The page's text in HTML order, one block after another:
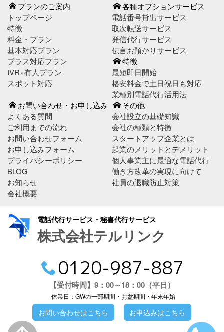
プランのご案内
トップページ
特徴
料金・プラン
基本対応プラン
プラス対応プラン
IVR×有人プラン
スポット対応
各種オプションサービス
電話番号貸出サービス
取次転送サービス
発信代行サービス
伝言お預かりサービス
特徴
最短即日開始
格安料金で土日祝日も対応
業種別電話代行活用法
お問い合わせ・お申し込み
よくある質問
ご利用までの流れ
お問い合わせフォーム
お申し込みフォーム
プライバシーポリシー
BLOG
お知らせ
会社概要
その他
会社設立の基礎知識
会社の種類と特徴
スタートアップ企業とは
起業のメリットとデメリット
個人事業主に最適な電話代行
働き方改革の実現に向けて
社員の退職防止対策
電話代行サービス・秘書代行サービス
株式会社テルリンク
0120-987-887
【受付時間】9：00～18：00（平日）
休業日：GWの一部期間・お盆期間・年末年始
お問い合わせはこちら お申込みはこちら